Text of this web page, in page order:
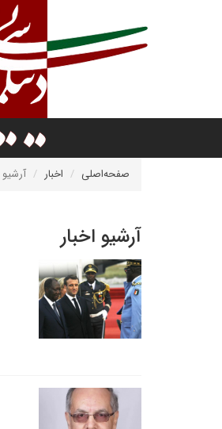
صفحه‌اصلی اخبار آرشیو
آرشیو اخبار